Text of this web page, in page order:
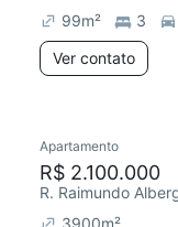
99m² 3
Ver contato
Chegou este mês
Apartamento
R$ 2.100.000
R. Raimundo
3900m²